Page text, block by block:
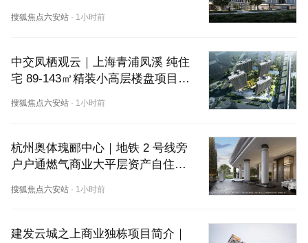
搜狐焦点六安站 · 1小时前
中交凤栖观云｜上海青浦凤溪 纯住
宅 89‑143㎡精装小高层楼盘项目详
搜狐焦点六安站 · 1小时前
杭州奥体瑰郦中心｜地铁 2 号线旁
户户通燃气商业大平层资产自住会
搜狐焦点六安站 · 1小时前
建发云城之上商业独栋项目简介｜